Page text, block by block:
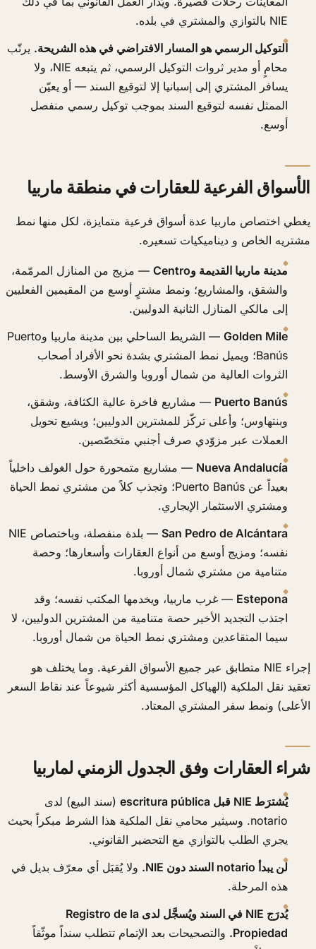
NIE بالتوازي والمشتري في بلده.
التوكيل الرسمي هو المسار الافتراضي في هذه الشريحة. يرتّب
محامٍ أو مدير ثروات التوكيل الرسمي، ثم يتبعه NIE، ولا
يسافر المشتري إلى إسبانيا إلا لتوقيع السند — أو يعيّن
الممثل نفسه لتوقيع السند بموجب توكيل رسمي منفصل
أوسع.
الأسواق الفرعية للعقارات في منطقة ماربيا
يغطي اختصاص ماربيا عدة أسواق فرعية متمايزة، لكل منها نمط
مشتريه الخاص و ديناميكيات تسعيره.
مدينة ماربيا القديمة وCentro
— مزيج من المنازل المرمّمة،
والشقق، والمشاريع؛ ونمط مشترٍ أوسع من المقيمين الفعليين
إلى مالكي المنازل الثانية الدوليين.
Golden Mile
— الشريط الساحلي بين مدينة ماربيا وPuerto
Banús؛ ويميل نمط المشتري بشدة نحو الأفراد أصحاب
الثروات العالية من شمال أوروبا والشرق الأوسط.
Puerto Banús — مشاريع فاخرة عالية الكثافة، وشقق،
وبنتهاوس؛ وأعلى تركّز للمشترين الدوليين؛ ويشيع تحويل
العملات عبر مزوّدي صرف أجنبي متخصّصين.
Nueva Andalucía — مشاريع متمحورة حول الغولف داخلياً
بعيداً عن Puerto Banús؛ وتجذب كلاً من مشتري نمط الحياة
ومشتري الاستثمار الإيجاري.
San Pedro de Alcántara
— بلدة منفصلة، وباختصاص NIE
نفسه؛ ومزيج أوسع من أنواع العقارات وأسعارها؛ وحصة
متنامية من مشتري شمال أوروبا.
Estepona — غرب ماربيا، ويخدمها المكتب نفسه؛ وقد
اجتذب التجديد الأخير حصة متنامية من المشترين الدوليين، لا
سيما المتقاعدين ومشتري نمط الحياة من شمال أوروبا.
إجراء NIE متطابق عبر جميع الأسواق الفرعية. وما يختلف هو
تعقيد نقل الملكية (الهياكل المؤسسية أكثر شيوعاً عند نقاط السعر
الأعلى) ونمط سفر المشتري المعتاد.
شراء العقارات وفق الجدول الزمني لماربيا
يُشترَط NIE قبل escritura pública
(سند البيع) لدى
notario. وسيثير محامي نقل الملكية هذا الشرط مبكراً بحيث
يجري الطلب بالتوازي مع التحضير القانوني.
لن يبدأ notario السند دون NIE.
ولا يُقبَل أي معرّف بديل في
هذه المرحلة.
يُدرَج NIE في السند ويُسجَّل لدى Registro de la
Propiedad. والتصحيحات بعد الإتمام تتطلب سنداً موثّقاً